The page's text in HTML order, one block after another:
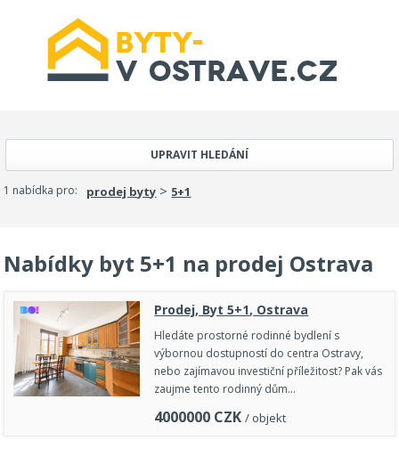
UPRAVIT HLEDÁNÍ
1 nabídka pro: prodej byty > 5+1
Nabídky byt 5+1 na prodej Ostrava
Prodej, Byt 5+1, Ostrava
Hledáte prostorné rodinné bydlení s
výbornou dostupností do centra Ostravy,
nebo zajímavou investiční příležitost? Pak vás
zaujme tento rodinný dům…
4000000 CZK / objekt